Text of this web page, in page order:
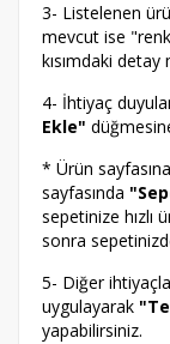
3- Listelenen
mevcut ise
kısımdaki
4- İhtiyaç
Ekle"
* Ürün
sayfasında
sepetinize hızlı
sonra
5- Diğer
uygulayarak
yapabilirsiniz.